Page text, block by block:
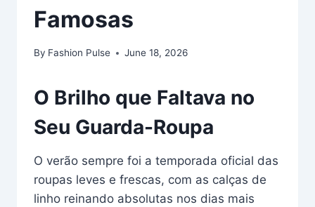
Famosas
By Fashion Pulse June 18, 2026
O Brilho que Faltava no
Seu Guarda-Roupa
O verão sempre foi a temporada oficial das
roupas leves e frescas, com as calças de
linho reinando absolutas nos dias mais